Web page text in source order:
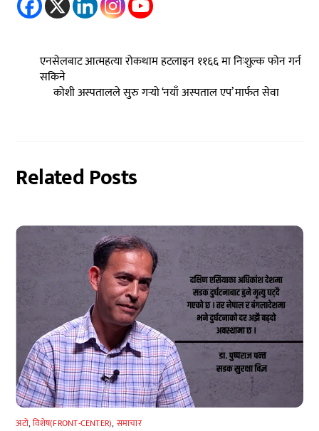
एनसेलबाट आत्महत्या रोकथाम हटलाइन ११६६ मा निःशुल्क फोन गर्न
सकिने
कोशी अस्पतालले सुरु गर्‍यो ‘नयाँ अस्पताल एप’ मार्फत सेवा
Related Posts
अटाे,विशेष(FRONT-CENTER), समाचार